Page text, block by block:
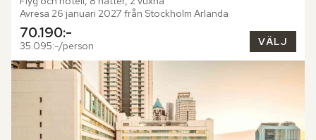
Avresa 26 januari 2027 från Stockholm Arlanda
70.190:-
35.095:-/person VÄLJ